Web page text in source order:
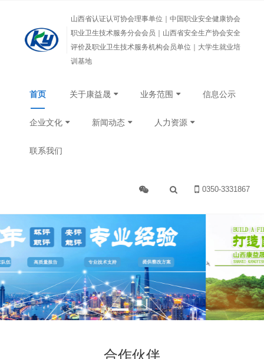
山西省认证认可协会理事单位｜中国职业安全健康协会
职业卫生技术服务分会会员｜山西省安全生产协会安全
评价及职业卫生技术服务机构会员单位｜大学生就业培
训基地
首页 关于康益晟 业务范围 信息公示
企业文化 新闻动态 人力资源
联系我们
0350-3331867
合作伙伴